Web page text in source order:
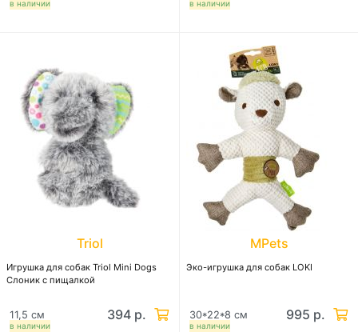
в наличии в наличии
Triol
Игрушка для собак Triol Mini Dogs
Слоник с пищалкой
в наличии
11,5 см 394 р.
MPets
Эко-игрушка для собак LOKI
в наличии
30*22*8 см 995 р.